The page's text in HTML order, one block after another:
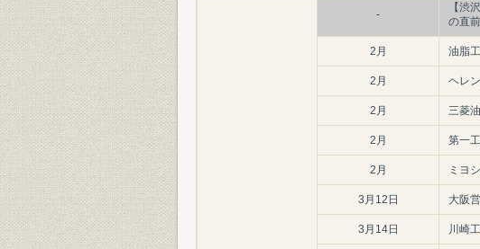
-
【渋
の直
2月 油脂
2月 ヘレ
2月 三菱
2月 第一
2月 ミヨ
3月12日 大阪
3月14日 川崎